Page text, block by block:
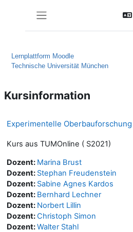
Lernplattform Moodle
Technische Universität München
Kursinformation
Experimentelle Oberbauforschung
Kurs aus TUMOnline ( S2021)
Dozent: Marina Brust
Dozent: Stephan Freudenstein
Dozent: Sabine Agnes Kardos
Dozent: Bernhard Lechner
Dozent: Norbert Lillin
Dozent:Christoph Simon
Dozent:Walter Stahl